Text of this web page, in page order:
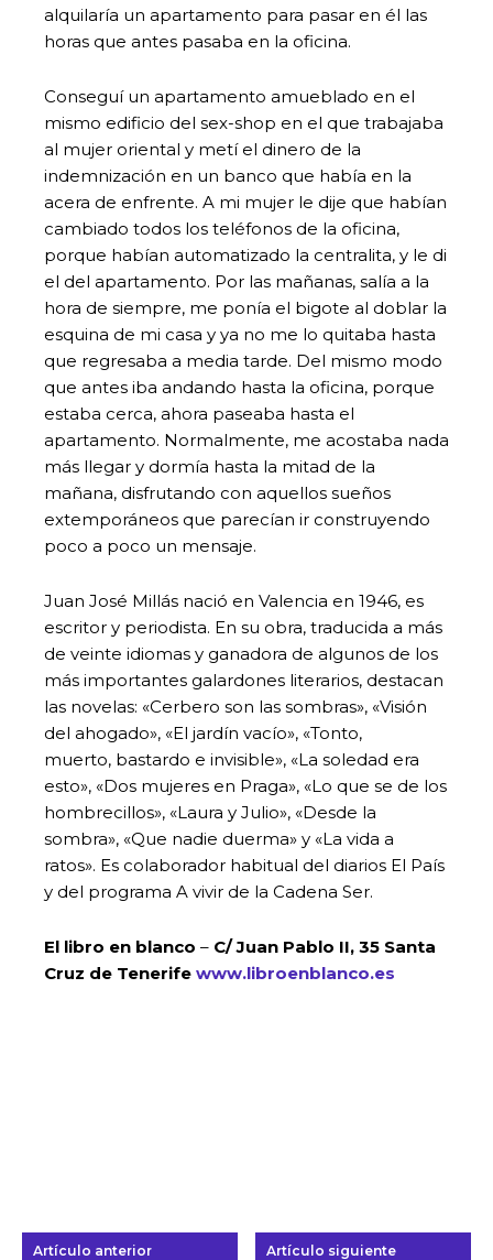
alquilaría un apartamento para pasar en él las
horas que antes pasaba en la oficina.
Conseguí un apartamento amueblado en el
mismo edificio del sex-shop en el que trabajaba
al mujer oriental y metí el dinero de la
indemnización en un banco que había en la
acera de enfrente. A mi mujer le dije que habían
cambiado todos los teléfonos de la oficina,
porque habían automatizado la centralita, y le di
el del apartamento. Por las mañanas, salía a la
hora de siempre, me ponía el bigote al doblar la
esquina de mi casa y ya no me lo quitaba hasta
que regresaba a media tarde. Del mismo modo
que antes iba andando hasta la oficina, porque
estaba cerca, ahora paseaba hasta el
apartamento. Normalmente, me acostaba nada
más llegar y dormía hasta la mitad de la
mañana, disfrutando con aquellos sueños
extemporáneos que parecían ir construyendo
poco a poco un mensaje.
Juan José Millás nació en Valencia en 1946, es
escritor y periodista. En su obra, traducida a más
de veinte idiomas y ganadora de algunos de los
más importantes galardones literarios, destacan
las novelas: «Cerbero son las sombras», «Visión
del ahogado», «El jardín vacío», «Tonto,
muerto, bastardo e invisible», «La soledad era
esto», «Dos mujeres en Praga», «Lo que se de los
hombrecillos», «Laura y Julio», «Desde la
sombra», «Que nadie duerma» y «La vida a
ratos». Es colaborador habitual del diarios El País
y del programa A vivir de la Cadena Ser.
El libro en blanco – C/ Juan Pablo II, 35 Santa
Cruz de Tenerife www.libroenblanco.es
Artículo anterior Artículo siguiente